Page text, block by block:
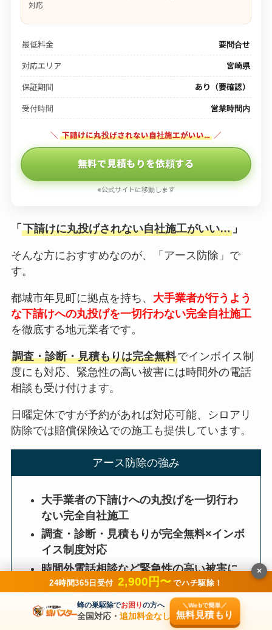
対応
最低料金 要問合せ
対応エリア 宮崎県
保証期間 あり（要確認）
受付時間 営業時間内
＼ 下請けに丸投げされない自社施工がいい… ／
無料で見積もりを依頼する
※公式サイトに移動します
「 下請けに丸投げされない自社施工がいい…」
そんな方におすすめなのが、「アース防除」で
す。
都城市年見町に拠点を持ち、 大手業者が行うよう
な下請けへの丸投げを一切行わない完全自社施工
を徹底する地元業者です。
調査・診断・見積もりは完全無料でインボイス制
度にも対応、緊急性の高い被害には時間外の電話
相談も受け付けます。
日曜定休ですが予約があれば対応可能、シロアリ
防除では賠償保険込での施工も提供しています。
アース防除の強み
大手業者の下請けへの丸投げを一切行わ
ない完全自社施工
調査・診断・見積もりが完全無料×インボ
イス制度対応
時間外電話相談など緊急性の高い被害に
も柔軟対応
24時間365日受付 2,900円〜 でハチ駆除！
蜂の巣駆除でお困りの方へ
全国対応・追加料金なし
＼Webで簡単／
無料見積もり
×